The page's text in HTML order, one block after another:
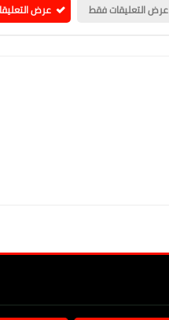
عرض التعليقات فقط عرض